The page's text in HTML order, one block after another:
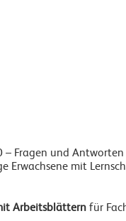
Fragen und
mit
Arbeitsblättern für